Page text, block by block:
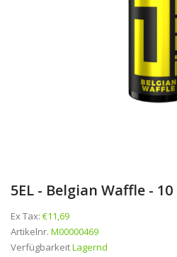
5EL - Belgian Waffle -
Ex Tax: €11,69
Artikelnr. M00000469
VerfügbarkeitLagernd